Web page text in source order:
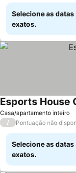
Selecione as
exatos.
Casa/apartamento inteiro
Esports House
/ Pontuação não
Selecione as
exatos.